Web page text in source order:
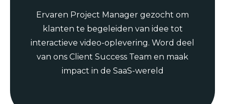
Ervaren Project Manager gezocht om
klanten te begeleiden van idee tot
interactieve video-oplevering. Word deel
van ons Client Success Team en maak
impact in de SaaS-wereld